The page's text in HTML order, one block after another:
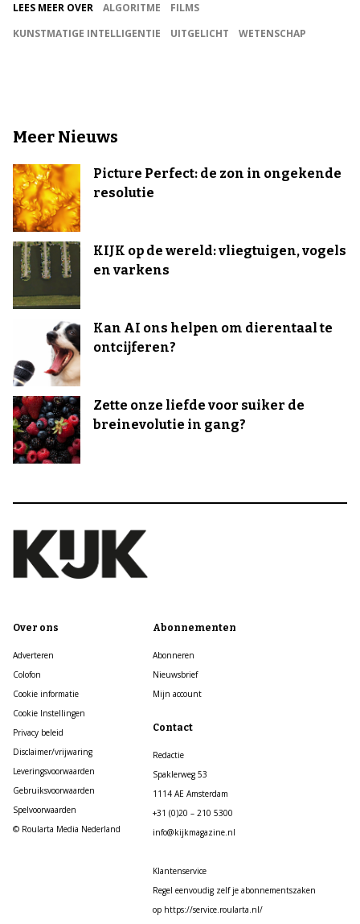
LEES MEER OVER ALGORITME
FILMS
KUNSTMATIGE INTELLIGENTIE
UITGELICHT WETENSCHAP
Meer Nieuws
Picture Perfect: de zon in ongekende
resolutie
KIJK op de wereld: vliegtuigen, vogels
en varkens
Kan AI ons helpen om dierentaal te
ontcijferen?
Zette onze liefde voor suiker de
breinevolutie in gang?
Over ons
Adverteren
Colofon
Cookie informatie
Cookie Instellingen
Privacy beleid
Disclaimer/vrijwaring
Leveringsvoorwaarden
Gebruiksvoorwaarden
Spelvoorwaarden
© Roularta Media Nederland
Abonnementen
Abonneren
Nieuwsbrief
Mijn account
Contact
Redactie
Spaklerweg 53
1114 AE Amsterdam
+31 (0)20 – 210 5300
info@kijkmagazine.nl
Klantenservice
Regel eenvoudig zelf je abonnementszaken
op https://service.roularta.nl/